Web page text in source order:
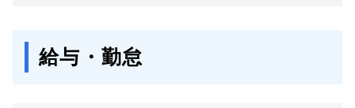
給与・勤怠